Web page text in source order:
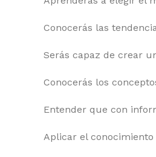
Conocerás las
Serás capaz de crear
Conocerás los
Entender que con
Aplicar el